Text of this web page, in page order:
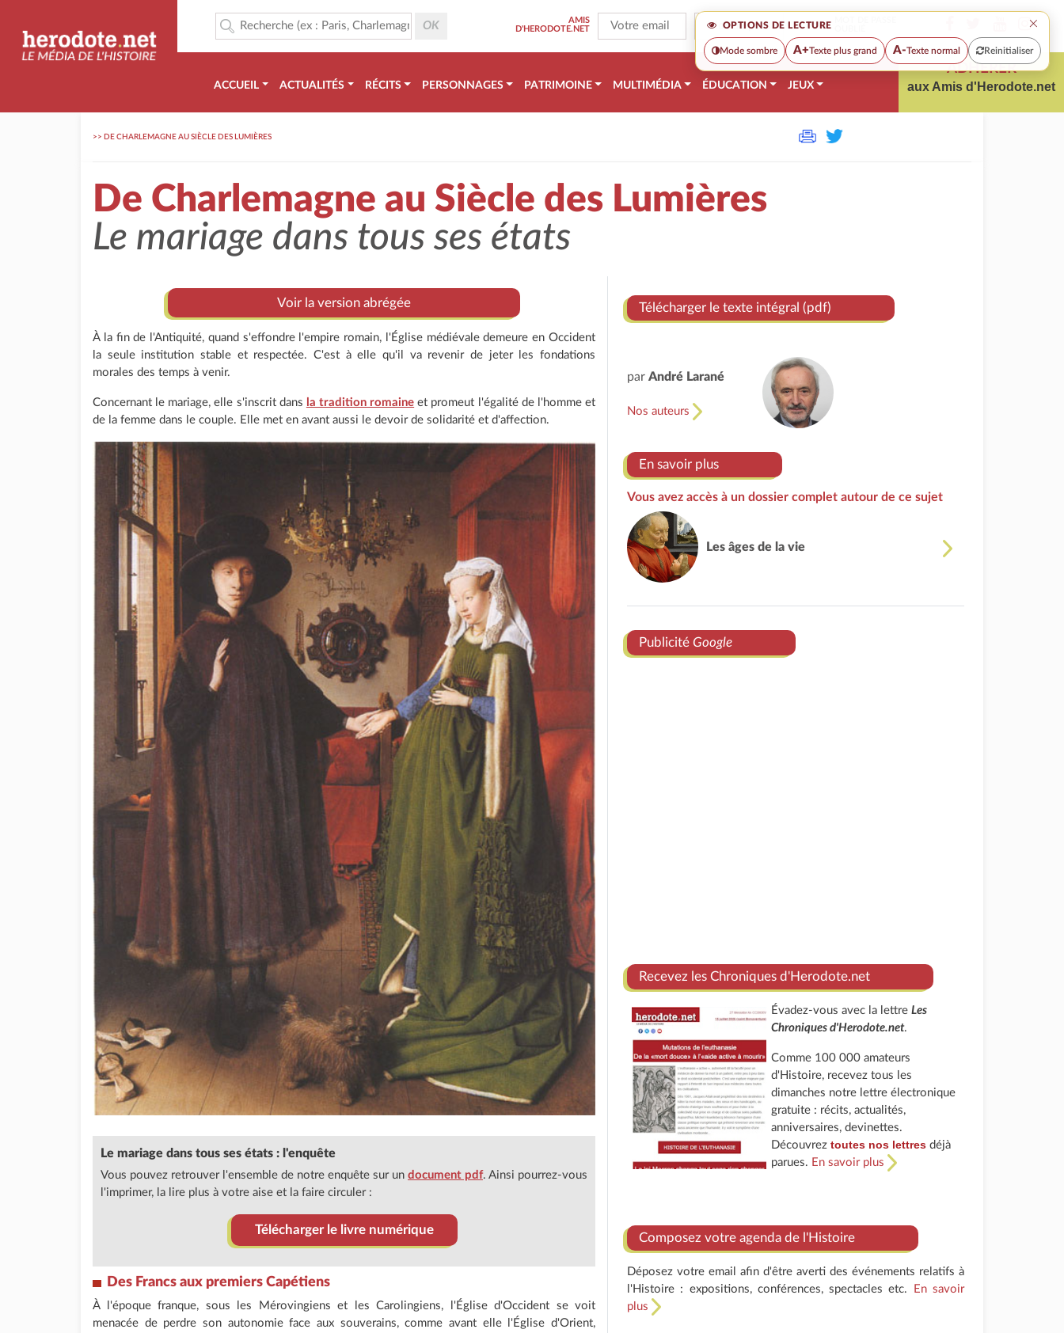
OPTIONS DE LECTURE ×
Mode sombre A+Texte plus grand A-Texte normal Reinitialiser
AMIS
D'HERODOTE.NET
ACCUEIL ACTUALITÉS RÉCITS PERSONNAGES PATRIMOINE MULTIMÉDIA ÉDUCATION JEUX
ADHÉRER
aux Amis d'Herodote.net
>> DE CHARLEMAGNE AU SIÈCLE DES LUMIÈRES
De Charlemagne au Siècle des Lumières
Le mariage dans tous ses états
Voir la version abrégée
À la fin de l'Antiquité, quand s'effondre l'empire romain, l'Église médiévale demeure en Occident
la seule institution stable et respectée. C'est à elle qu'il va revenir de jeter les fondations
morales des temps à venir.
Concernant le mariage, elle s'inscrit dans la tradition romaine et promeut l'égalité de l'homme et
de la femme dans le couple. Elle met en avant aussi le devoir de solidarité et d'affection.
Le mariage dans tous ses états : l'enquête
Vous pouvez retrouver l'ensemble de notre enquête sur un document pdf. Ainsi pourrez-vous
l'imprimer, la lire plus à votre aise et la faire circuler :
Télécharger le livre numérique
Des Francs aux premiers Capétiens
À l'époque franque, sous les Mérovingiens et les Carolingiens, l'Église d'Occident se voit
menacée de perdre son autonomie face aux souverains, comme avant elle l'Église d'Orient,
Télécharger le texte intégral (pdf)
par André Larané
Nos auteurs
En savoir plus
Vous avez accès à un dossier complet autour de ce sujet
Les âges de la vie
Publicité Google
Recevez les Chroniques d'Herodote.net
Évadez-vous avec la lettreLes
Chroniques d'Herodote.net.
Comme 100 000 amateurs
d'Histoire, recevez tous les
dimanches notre lettre électronique
gratuite : récits, actualités,
anniversaires, devinettes.
Découvreztoutes nos lettres déjà
parues. En savoir plus
Composez votre agenda de l'Histoire
Déposez votre email afin d'être averti des événements relatifs à
l'Histoire : expositions, conférences, spectacles etc.
En savoir
plus